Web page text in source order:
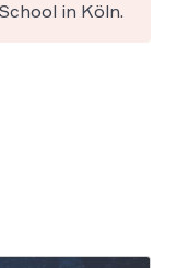
in Köln.